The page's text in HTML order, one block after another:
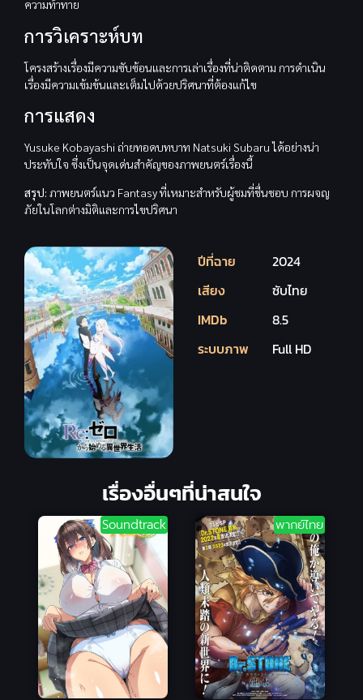
ความท้าทาย
การวิเคราะห์บท
โครงสร้างเรื่องมีความซับซ้อนและการเล่าเรื่องที่น่าติดตาม การดำเนิน
เรื่องมีความเข้มข้นและเต็มไปด้วยปริศนาที่ต้องแก้ไข
การแสดง
Yusuke Kobayashi ถ่ายทอดบทบาท Natsuki Subaru ได้อย่างน่า
ประทับใจ ซึ่งเป็นจุดเด่นสำคัญของภาพยนตร์เรื่องนี้
สรุป: ภาพยนตร์แนว Fantasy ที่เหมาะสำหรับผู้ชมที่ชื่นชอบ การผจญ
ภัยในโลกต่างมิติและการไขปริศนา
ปีที่ฉาย
2024
เสียง
ซับไทย
IMDb
8.5
ระบบภาพ
Full HD
เรื่องอื่นๆที่น่าสนใจ
Soundtrack พากย์ไทย